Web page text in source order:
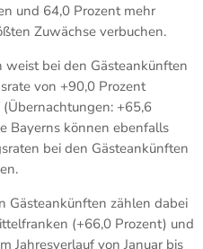
und 64,0 Prozent mehr
Zuwächse verbuchen.
bei den Gästeankünften
von +90,0 Prozent
+65,6
Bayerns können ebenfalls
bei den Gästeankünften
Gästeankünften zählen dabei
(+66,0 Prozent) und
Jahresverlauf von Januar bis